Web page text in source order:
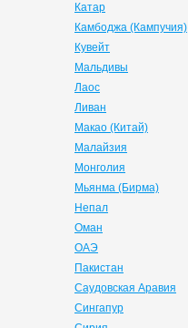
Катар
Камбоджа (Кампучия)
Кувейт
Мальдивы
Лаос
Ливан
Макао (Китай)
Малайзия
Монголия
Мьянма (Бирма)
Непал
Оман
ОАЭ
Пакистан
Саудовская Аравия
Сингапур